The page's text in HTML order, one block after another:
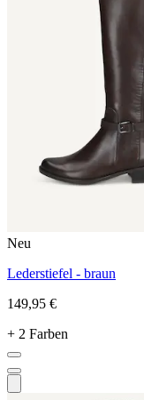
Neu
Lederstiefel - braun
149,95 €
+ 2 Farben